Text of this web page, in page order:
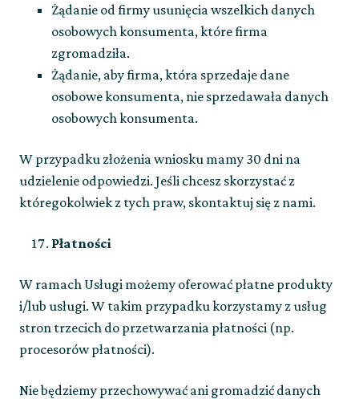
Żądanie od firmy usunięcia wszelkich danych
osobowych konsumenta, które firma
zgromadziła.
Żądanie, aby firma, która sprzedaje dane
osobowe konsumenta, nie sprzedawała danych
osobowych konsumenta.
W przypadku złożenia wniosku mamy 30 dni na
udzielenie odpowiedzi. Jeśli chcesz skorzystać z
któregokolwiek z tych praw, skontaktuj się z nami.
Płatności
W ramach Usługi możemy oferować płatne produkty
i/lub usługi. W takim przypadku korzystamy z usług
stron trzecich do przetwarzania płatności (np.
procesorów płatności).
Nie będziemy przechowywać ani gromadzić danych